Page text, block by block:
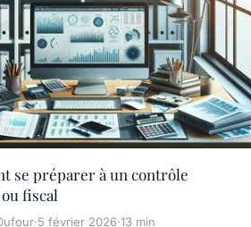
se préparer à un contrôle
ou fiscal
·5 février 2026·13 min